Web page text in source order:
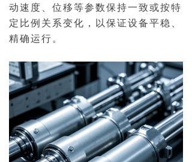
动速度、位移等参数保持一致或按特
定比例关系变化，以保证设备平稳、
精确运行。